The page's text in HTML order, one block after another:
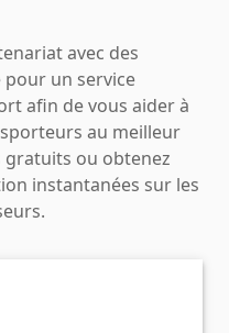
avec des
un service
afin de vous aider à
au meilleur
gratuits ou obtenez
instantanées sur les